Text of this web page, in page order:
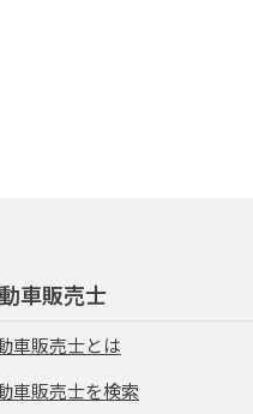
車販売士
車販売士とは
車販売士を検索